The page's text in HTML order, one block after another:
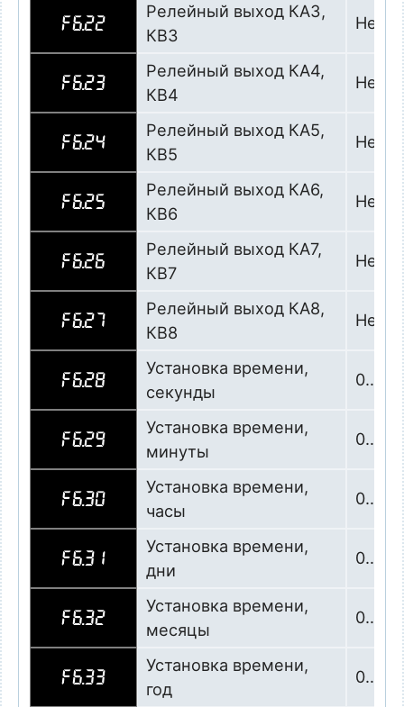
F6.22
Релейный выход КА3,
КВ3
Не
F6.23
Релейный выход КА4,
КВ4
Не
F6.24
Релейный выход КА5,
КВ5
Не
F6.25
Релейный выход КА6,
КВ6
Не
F6.26
Релейный выход КА7,
КВ7
Не
F6.27
Релейный выход КА8,
КВ8
Не
F6.28
Установка времени,
секунды
0…60
F6.29
Установка времени,
минуты
0…60
F6.30
Установка времени,
часы
0…24
F6.31
Установка времени,
дни
0…31
F6.32
Установка времени,
месяцы
0…12
F6.33
Установка времени,
год
0…99